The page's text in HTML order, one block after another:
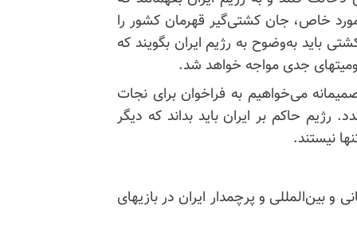
خاص، جان کشتی‌گیر قهرمان کشور را
باید به‌وضوح به رژیم ایران بگویند که
جدی مواجه خواهد شد.
می‌خواهیم به فراخوان برای نجات
رژیم حاکم بر ایران باید بداند که دیگر
نیستند.
کشتی جهانی و بین‌المللی و پرچمدار ایران در بازیهای